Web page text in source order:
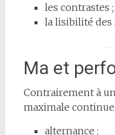
les contrastes ;
la lisibilité des
Ma et
Contrairement à
maximale
alternance ;